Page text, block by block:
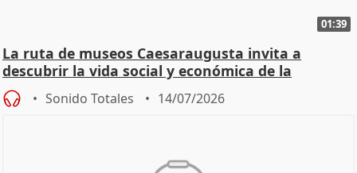
01:39
La ruta de museos Caesaraugusta invita a
descubrir la vida social y económica de la
Zaragoza ro
Sonido Totales 14/07/2026